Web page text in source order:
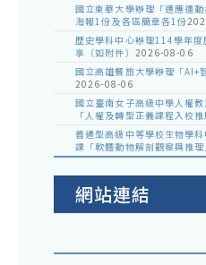
國立東華大學辦理「適應運
海報1份及各區簡章各1份
歷史學科中心辦理114學年
享（如附件） 2026-08-06
國立高雄餐旅大學辦理「AI+
2026-08-06
國立臺南女子高級中學人權
「人權及轉型正義課程入校
普通型高級中等學校生物學
課「軟體動物解剖觀察與推
網站連結